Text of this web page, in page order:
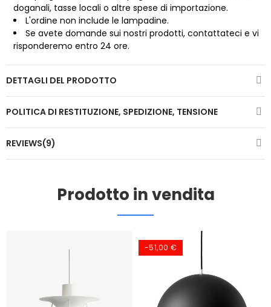
doganali, tasse locali o altre spese di importazione.
L'ordine non include le lampadine.
Se avete domande sui nostri prodotti, contattateci e vi
risponderemo entro 24 ore.
DETTAGLI DEL PRODOTTO
POLITICA DI RESTITUZIONE, SPEDIZIONE, TENSIONE
REVIEWS(9)
Prodotto in vendita
-51,00 €